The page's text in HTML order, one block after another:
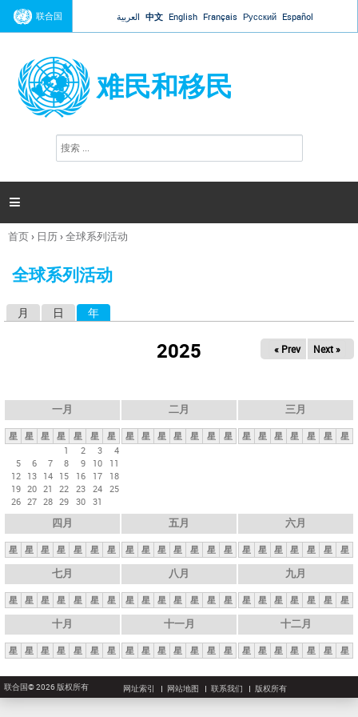
Jump to navigation
联合国 العربية 中文 English Français Русский Español
难民和移民
搜
索

你
这
首页› 日历›全球系列活动
全球系列活动
月 日 年
2025 « Prev Next »
一月
星 星 星 星 星 星
星
1
2 3
4
5
6 7 8 9 10
11
12 13 14 15 16 17
18
19 20 21 22 23 24 25
26 27 28 29 30 31
二月
星 星 星 星 星 星 星
三月
星 星 星 星 星 星 星
四月
星 星 星 星 星 星 星
五月
星 星 星 星 星 星 星
六月
星 星 星 星 星 星 星
七月
星 星 星 星 星 星 星
八月
星 星 星 星 星 星 星
九月
星 星 星 星 星 星 星
十月
星 星 星 星 星 星 星
十一月
星 星 星 星 星 星 星
十二月
星 星 星 星 星 星 星
联合国© 2026 版权所有 网址索引 网站地图 联系我们 版权所有